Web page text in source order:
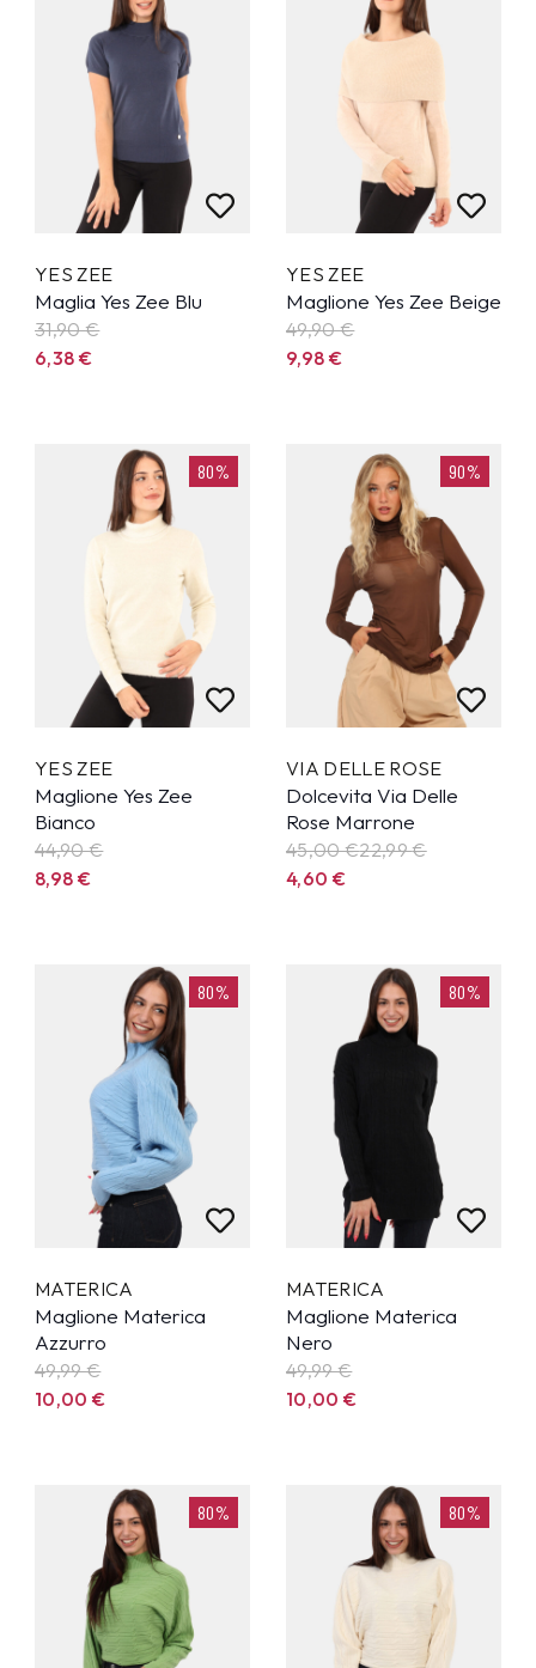
YES ZEE
Maglia Yes Zee Blu
31,90€
6,38 €
YES ZEE
Maglione Yes Zee Beige
49,90€
9,98 €
80%
YES ZEE
Maglione Yes Zee
Bianco
44,90€
8,98 €
90%
VIA DELLE ROSE
Dolcevita Via Delle
Rose Marrone
45,00 €22,99€
4,60 €
80%
MATERICA
Maglione Materica
Azzurro
49,99€
10,00€
80%
MATERICA
Maglione Materica
Nero
49,99€
10,00€
80% 80%